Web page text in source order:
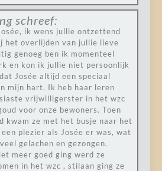
schreef:
ik wens jullie ontzettend
het overlijden van jullie lieve
genoeg ben ik momenteel
en kon ik jullie niet persoonlijk
Josée altijd een speciaal
mijn hart. Ik heb haar leren
vrijwilligerster in het wzc
voor onze bewoners. Toen
kwam ze met het busje naar het
plezier als Josée er was, wat
gelachen en gezongen.
meer goed ging werd ze
in het wzc , stilaan ging ze